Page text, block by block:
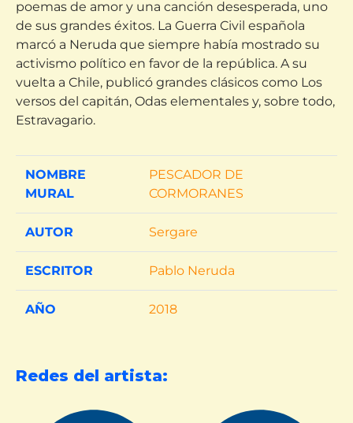
poemas de amor y una canción desesperada, uno
de sus grandes éxitos. La Guerra Civil española
marcó a Neruda que siempre había mostrado su
activismo político en favor de la república. A su
vuelta a Chile, publicó grandes clásicos como Los
versos del capitán, Odas elementales y, sobre todo,
Estravagario.
NOMBRE
MURAL
PESCADOR DE
CORMORANES
AUTOR Sergare
ESCRITOR Pablo Neruda
AÑO 2018
Redes del artista: